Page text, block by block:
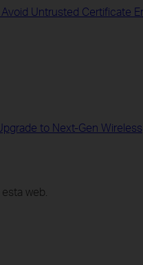
Untrusted Certificate
to Next-Gen Wireless
web.